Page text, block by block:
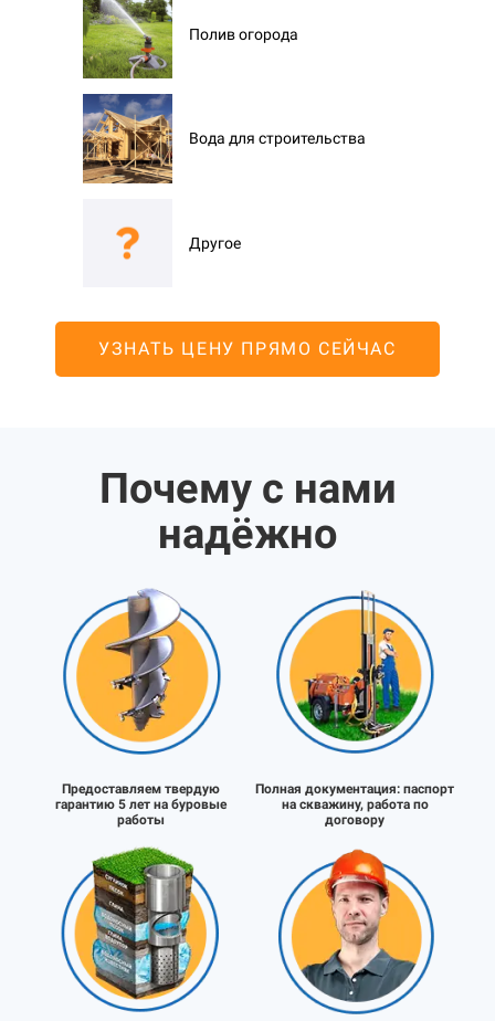
Полив огорода
Вода для строительства
Другое
УЗНАТЬ ЦЕНУ ПРЯМО СЕЙЧАС
Почему с нами
надёжно
Предоставляем твердую
гарантию 5 лет на буровые
работы
Полная документация: паспорт
на скважину, работа по
договору